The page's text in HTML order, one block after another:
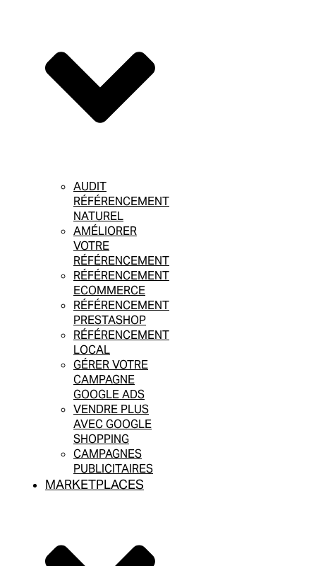
AUDIT
RÉFÉRENCEMENT
NATUREL
AMÉLIORER
VOTRE
RÉFÉRENCEMENT
RÉFÉRENCEMENT
ECOMMERCE
RÉFÉRENCEMENT
PRESTASHOP
RÉFÉRENCEMENT
LOCAL
GÉRER VOTRE
CAMPAGNE
GOOGLE ADS
VENDRE PLUS
AVEC GOOGLE
SHOPPING
CAMPAGNES
PUBLICITAIRES
MARKETPLACES